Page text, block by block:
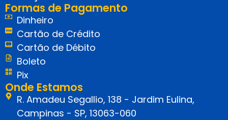
Formas de Pagamento
Dinheiro
Cartão de Crédito
Cartão de Débito
Boleto
Pix
Onde Estamos
R. Amadeu Segallio, 138 - Jardim Eulina,
Campinas - SP, 13063-060